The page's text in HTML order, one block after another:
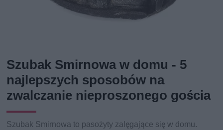
Szubak Smirnowa w domu - 5
najlepszych sposobów na
zwalczanie nieproszonego gościa
Szubak Smirnowa to pasożyty zalęgające się w domu.